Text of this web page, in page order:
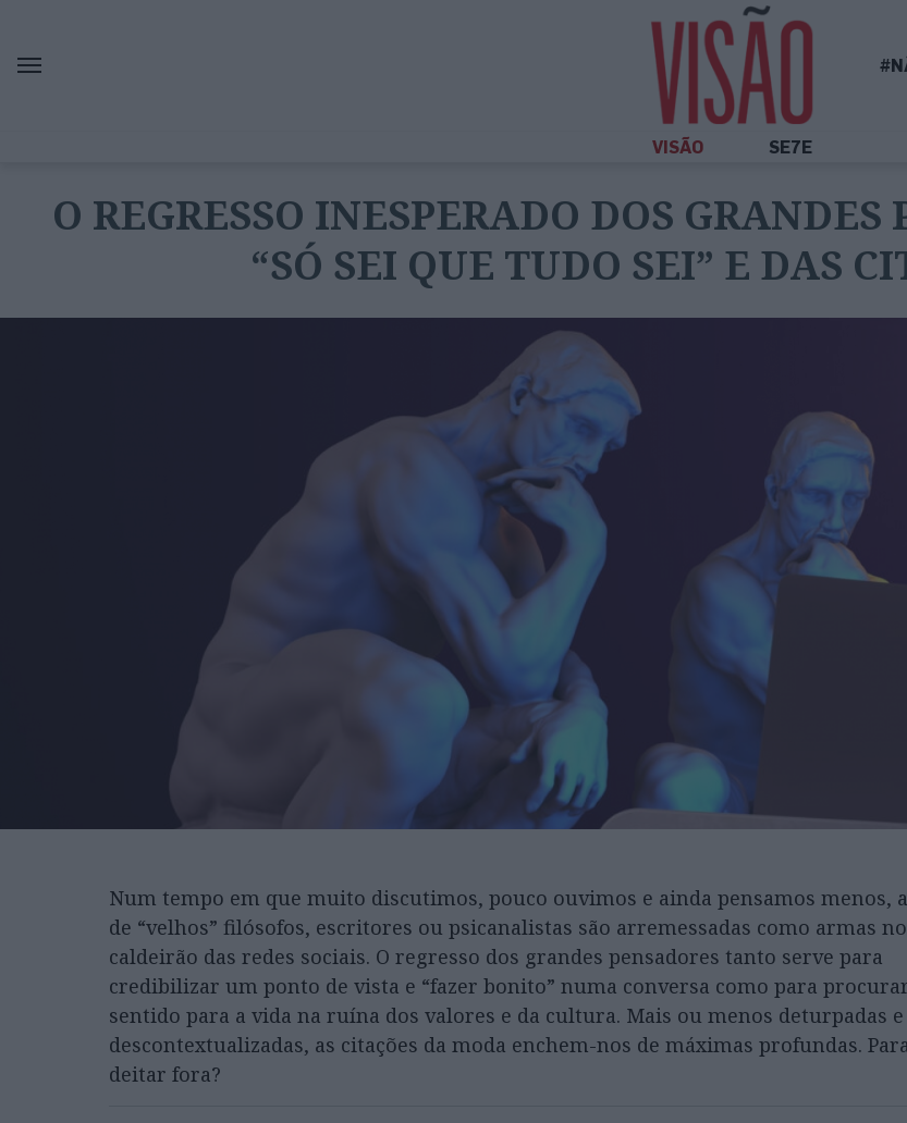
VISÃO SE7E
O REGRESSO INESPERADO DOS
“SÓ SEI QUE TUDO SEI” E DAS
Num tempo em que muito discutimos, pouco ouvimos e ainda pensamos menos,
de “velhos” filósofos, escritores ou psicanalistas são arremessadas como armas no
caldeirão das redes sociais. O regresso dos grandes pensadores tanto serve para
credibilizar um ponto de vista e “fazer bonito” numa conversa como para
sentido para a vida na ruína dos valores e da cultura. Mais ou menos deturpadas e
descontextualizadas, as citações da moda enchem-nos de máximas profundas.
deitar fora?